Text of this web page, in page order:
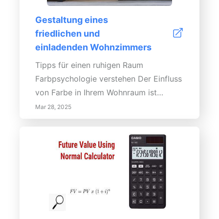
Gestaltung eines
friedlichen und
einladenden Wohnzimmers
Tipps für einen ruhigen Raum
Farbpsychologie verstehen Der Einfluss
von Farbe in Ihrem Wohnraum ist
tiefgreifend. Durch die Nutzung der
Farbpsychologie können Sie eine
stimmungsaufhellende Umgebung
schaffen. Sanftere Farbtöne wie Blau
und Grün fördern die Ruhe, während
Neutraltöne Vielseitigkeit ermöglichen.
Bei der Auswahl Ihrer Basisfarbe sollten
Sie das natürliche Licht und die Größe
Mar 28, 2025